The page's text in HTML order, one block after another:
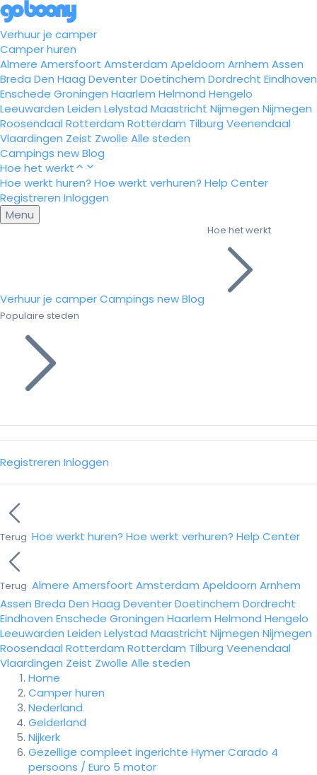
Verhuur je camper
Camper huren
Almere Amersfoort Amsterdam Apeldoorn Arnhem Assen
Breda Den Haag DeventerDoetinchem Dordrecht Eindhoven
Enschede Groningen Haarlem Helmond Hengelo
Leeuwarden Leiden Lelystad Maastricht Nijmegen Nijmegen
Roosendaal Rotterdam Rotterdam Tilburg Veenendaal
Vlaardingen Zeist Zwolle Alle steden
Campings newBlog
Hoe het werkt
Hoe werkt huren? Hoe werkt verhuren? Help Center
Registreren Inloggen
Menu
Verhuur je camperCampings newBlog
Hoe het werkt
Populaire steden
Registreren Inloggen
Terug Hoe werkt huren? Hoe werkt verhuren? Help Center
Terug Almere Amersfoort Amsterdam Apeldoorn Arnhem
Assen Breda Den Haag DeventerDoetinchem Dordrecht
Eindhoven Enschede Groningen Haarlem Helmond Hengelo
Leeuwarden Leiden Lelystad Maastricht Nijmegen Nijmegen
Roosendaal Rotterdam Rotterdam Tilburg Veenendaal
Vlaardingen Zeist Zwolle Alle steden
Home
Camper huren
Nederland
Gelderland
Nijkerk
Gezellige compleet ingerichte Hymer Carado 4
persoons / Euro 5 motor